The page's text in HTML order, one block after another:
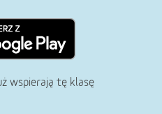
wspierają tę klasę